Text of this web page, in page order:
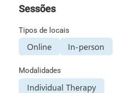
Sessões
Tipos de locais
Online In-person
Modalidades
Individual Therapy